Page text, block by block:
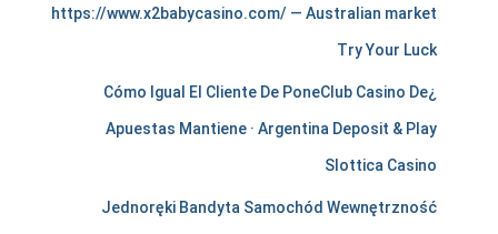
h
a
n
https://www.x2babycasino.com/ — Australian market
Try Your Luck
¿Cómo Igual El Cliente De PoneClub Casino De
Apuestas Mantiene · Argentina Deposit & Play
Slottica Casino
Jednoręki Bandyta Samochód Wewnętrzność